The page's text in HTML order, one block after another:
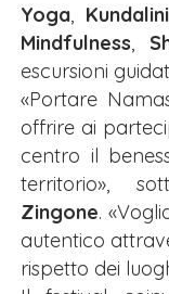
Yoga,
Mindfulness
escursioni
«Portare
offrire ai
centro il
territorio»,
Zingone.
autentico
rispetto dei